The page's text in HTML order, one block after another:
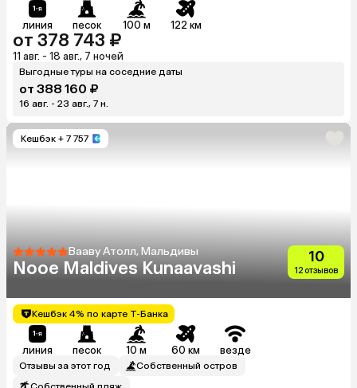
линия песок 100 м 122 км
от 378 743 ₽
11 авг. - 18 авг., 7 ночей
Выгодные туры на соседние даты
от 388 160 ₽
16 авг. - 23 авг., 7 н.
Кешбэк + 7 757
Вааву Атолл, Мальдивы
Nooe Maldives Kunaavashi
10
12 отзывов
Кешбэк 4% по карте Т-Банка
линия песок 10 м 60 км везде
Отзывы за этот год
Собственный остров